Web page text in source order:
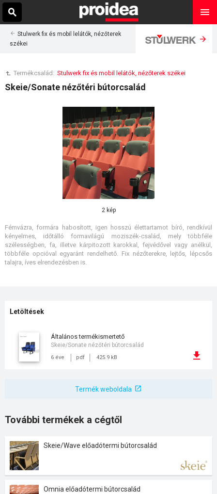
Stulwerk fix és mobil lelátók, nézőterek
székei
Termékcsalád: Stulwerk fix és mobil lelátók, nézőterek székei
Skeie/Sonate nézőtéri bútorcsalád
2 kép
Fémvázra, formára habosított, igen hosszú élettartamot bíró, rendkívül
kényelmes, időtálló formavilágú moziszék-család, mely többféle
szélességben, fa, illetve kárpitozott karokkal, fejvédővel vagy anélkül,
többféle opcióval egyaránt rendelhető. Fix nézőterekre, lejtős, lépcsős
talajra, íves elrendezésben is.
Letöltések
általános termékismertető
6 éve pdf 425.9 kB
Skeie/Sonate nézőtéri bútorcsalád
Termék weboldala
További termékek a cégtől
Skeie/Wave előadótermi bútorcsalád
Omnia előadótermi bútorcsalád